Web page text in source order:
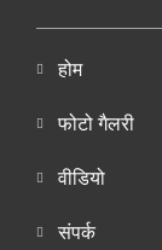
होम
फोटो गैलरी
वीडियो
संपर्क